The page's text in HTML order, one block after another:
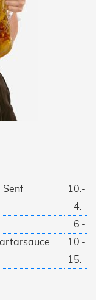
Senf
10.-
4.-
6.-
10.-
15.-